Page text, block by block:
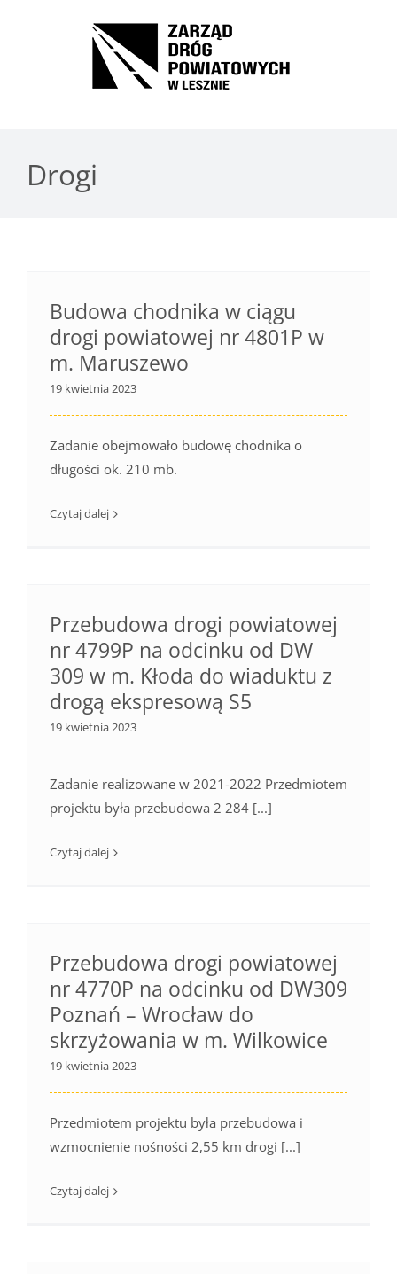
Open toolbar
Drogi
Budowa chodnika w ciągu
drogi powiatowej nr 4801P w
m. Maruszewo
19 kwietnia 2023
Zadanie obejmowało budowę chodnika o
długości ok. 210 mb.
Czytaj dalej
Przebudowa drogi powiatowej
nr 4799P na odcinku od DW
309 w m. Kłoda do wiaduktu z
drogą ekspresową S5
19 kwietnia 2023
Zadanie realizowane w 2021-2022 Przedmiotem
projektu była przebudowa 2 284 [...]
Czytaj dalej
Przebudowa drogi powiatowej
nr 4770P na odcinku od DW309
Poznań – Wrocław do
skrzyżowania w m. Wilkowice
19 kwietnia 2023
Przedmiotem projektu była przebudowa i
wzmocnienie nośności 2,55 km drogi [...]
Czytaj dalej